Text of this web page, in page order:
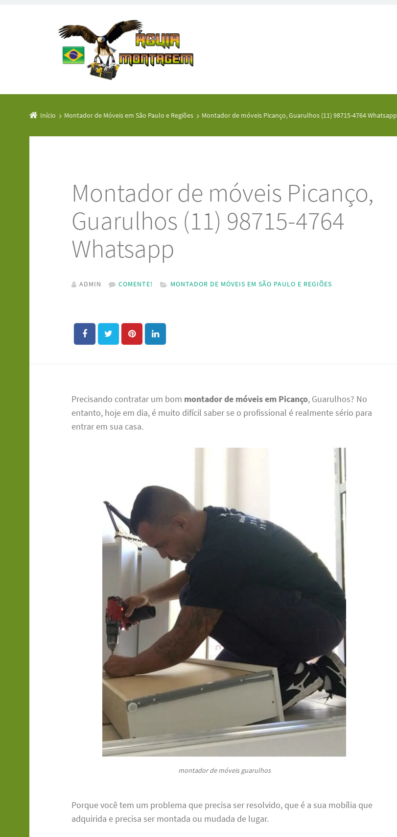
Início Montador de Móveis em São Paulo e Regiões Montador de móveis Picanço, Guarulhos (11) 98715-4764 Whatsapp
Montador de móveis Picanço,
Guarulhos (11) 98715-4764
Whatsapp
ADMIN COMENTE! MONTADOR DE MÓVEIS EM SÃO PAULO E REGIÕES
Precisando contratar um bom montador de móveis em Picanço, Guarulhos? No
entanto, hoje em dia, é muito difícil saber se o profissional é realmente sério para
entrar em sua casa.
montador de móveis guarulhos
Porque você tem um problema que precisa ser resolvido, que é a sua mobília que
adquirida e precisa ser montada ou mudada de lugar.